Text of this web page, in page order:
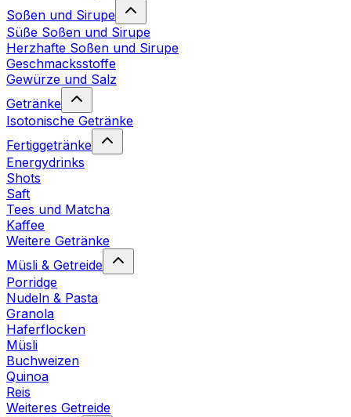
Soßen und Sirupe
Süße Soßen und Sirupe
Herzhafte Soßen und Sirupe
Geschmacksstoffe
Gewürze und Salz
Getränke
Isotonische Getränke
Fertiggetränke
Energydrinks
Shots
Saft
Tees und Matcha
Kaffee
Weitere Getränke
Müsli & Getreide
Porridge
Nudeln & Pasta
Granola
Haferflocken
Müsli
Buchweizen
Quinoa
Reis
Weiteres Getreide